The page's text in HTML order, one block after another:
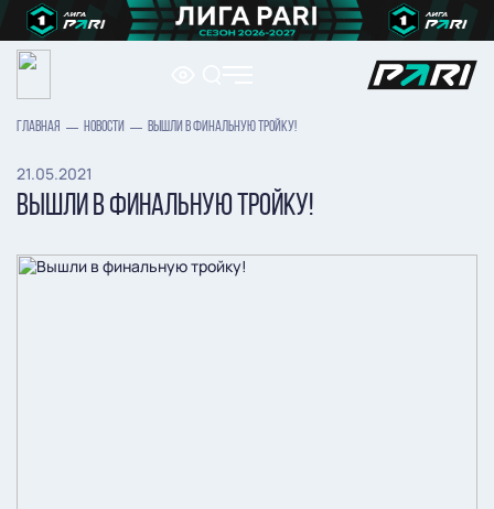
ГЛАВНАЯ НОВОСТИ ВЫШЛИ В ФИНАЛЬНУЮ ТРОЙКУ!
21.05.2021
ВЫШЛИ В ФИНАЛЬНУЮ ТРОЙКУ!